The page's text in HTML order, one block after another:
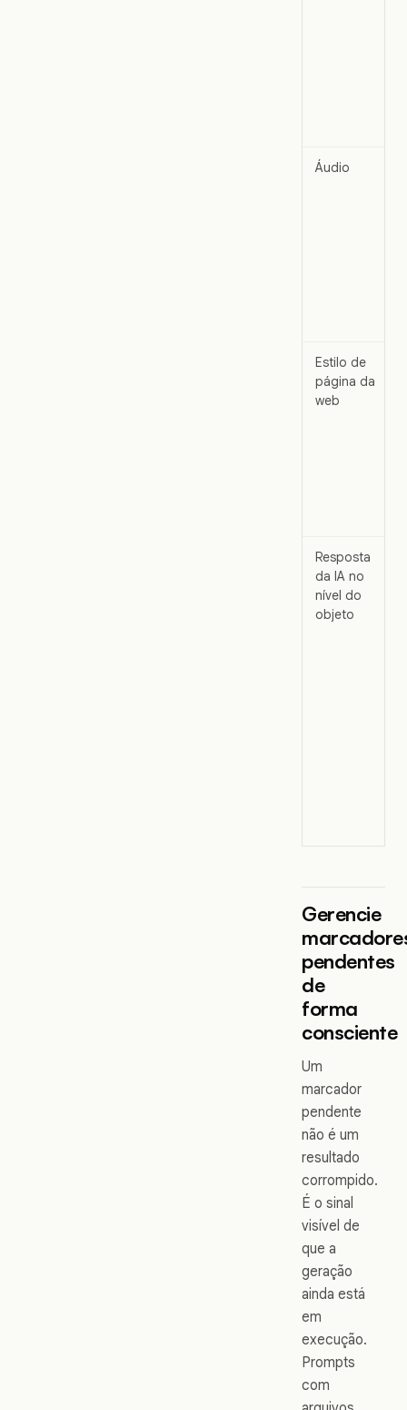
Áudio
Estilo de
página da
web
Resposta
da IA no
nível do
objeto
Gerencie
pendentes
de
forma
consciente
Um
marcador
pendente
não é um
resultado
corrompido.
É o sinal
visível de
que a
geração
ainda está
em
execução.
Prompts
com